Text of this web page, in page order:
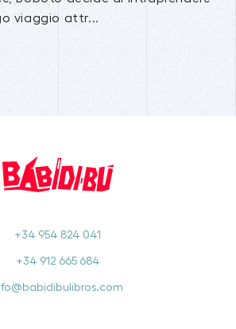
viaggio attr...
+34 954 824 041
+34 912 665 684